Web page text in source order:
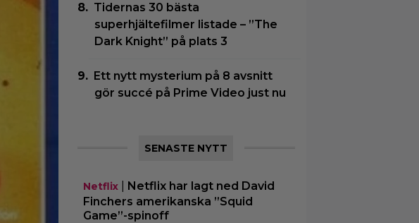
Tidernas 30 bästa
superhjältefilmer listade – ”The
Dark Knight” på plats 3
Ett nytt mysterium på 8 avsnitt
gör succé på Prime Video just nu
SENASTE NYTT
Netflix| Netflix har lagt ned David
Finchers amerikanska ”Squid
Game”-spinoff